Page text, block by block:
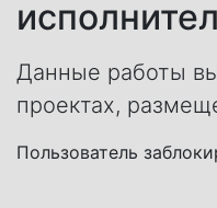
Данные работы
проектах,
Пользователь